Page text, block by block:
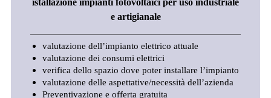
e artigianale
valutazione dell’impianto elettrico attuale
valutazione dei consumi elettrici
verifica dello spazio dove poter installare l’impianto
valutazione delle aspettative/necessità dell’azienda
Preventivazione e offerta gratuita